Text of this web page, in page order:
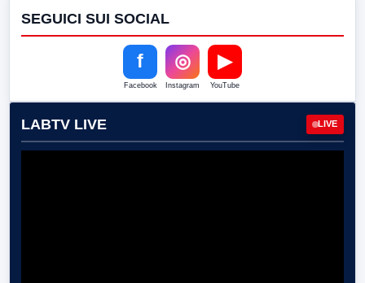
SEGUICI SUI SOCIAL
f
Facebook
◎
Instagram
▶
YouTube
LABTV LIVE LIVE